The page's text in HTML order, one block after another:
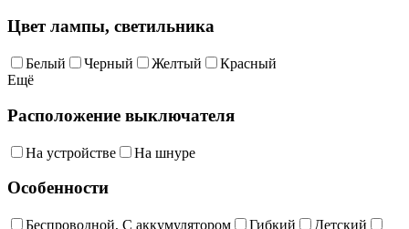
Цвет лампы, светильника
Белый Черный Желтый
Красный
Ещё
Расположение выключателя
На устройстве На шнуре
Особенности
Беспроводной, С аккумулятором Гибкий
Детский